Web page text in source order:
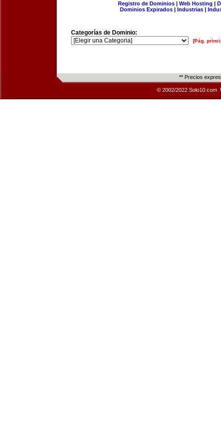
Registro de Dominios| Web Hosting |
Dominios Expirados | Industrias |
Categorías de Dominio:
[Pág.
** Precios
© 2002/2022 Solo10.com